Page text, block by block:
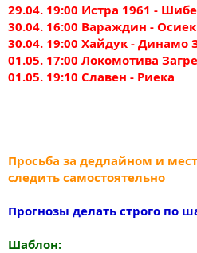
29.04. 19:00 Истра 1961 -
30.04. 16:00 Вараждин - Осиек
30.04. 19:00 Хайдук - Динамо
01.05. 17:00 Локомотива
01.05. 19:10 Славен - Риека
Просьба за дедлайном и
следить самостоятельно
Прогнозы делать строго по
Шаблон: